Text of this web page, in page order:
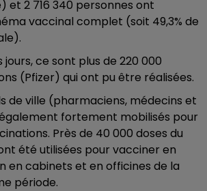
et 2 716 340 personnes ont
vaccinal complet (soit 49,3% de
jours, ce sont plus de 220 000
(Pfizer) qui ont pu être réalisées.
de ville (pharmaciens, médecins et
fortement mobilisés pour
Près de 40 000 doses du
été utilisées pour vacciner en
en cabinets et en officines de la
période.